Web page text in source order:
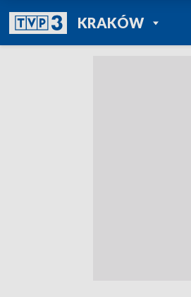
KRAKÓWPOWRÓT DO
TVP REGIONY